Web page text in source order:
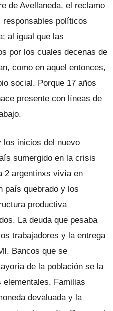
de Avellaneda, el reclamo
políticos
al igual que las
por los cuales decenas de
como en aquel entonces,
social. Porque 17 años
presente con líneas de
los inicios del nuevo
sumergido en la crisis
2 argentinxs vivía en
país quebrado y los
productiva
La deuda que pesaba
trabajadores y la entrega
Bancos que se
de la población se la
Familias
devaluada y la